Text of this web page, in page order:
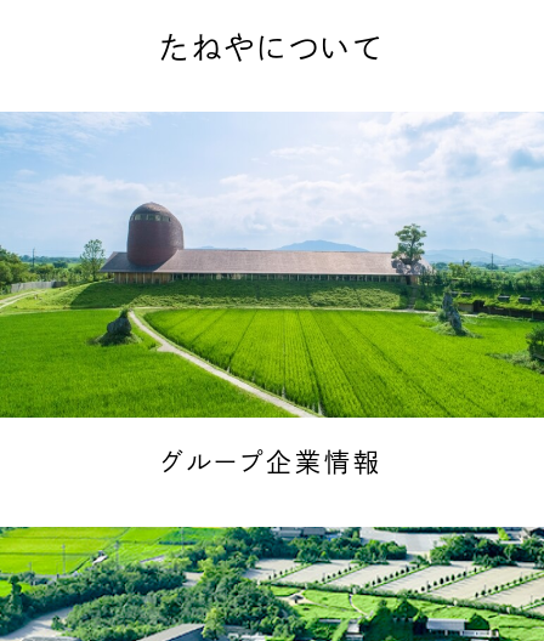
たねやについて
グループ企業情報